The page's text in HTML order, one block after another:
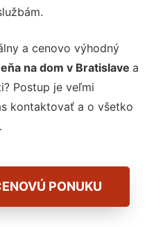
a cenovo výhodný
na dom v Bratislave a
Postup je veľmi
kontaktovať a o všetko
PONUKU